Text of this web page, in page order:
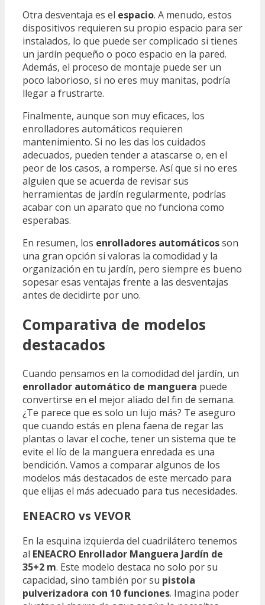
Otra desventaja es el espacio. A menudo, estos
dispositivos requieren su propio espacio para ser
instalados, lo que puede ser complicado si tienes
un jardín pequeño o poco espacio en la pared.
Además, el proceso de montaje puede ser un
poco laborioso, si no eres muy manitas, podría
llegar a frustrarte.
Finalmente, aunque son muy eficaces, los
enrolladores automáticos requieren
mantenimiento. Si no les das los cuidados
adecuados, pueden tender a atascarse o, en el
peor de los casos, a romperse. Así que si no eres
alguien que se acuerda de revisar sus
herramientas de jardín regularmente, podrías
acabar con un aparato que no funciona como
esperabas.
En resumen, los enrolladores automáticosson
una gran opción si valoras la comodidad y la
organización en tu jardín, pero siempre es bueno
sopesar esas ventajas frente a las desventajas
antes de decidirte por uno.
Comparativa de modelos
destacados
Cuando pensamos en la comodidad del jardín, un
enrollador automático de manguera puede
convertirse en el mejor aliado del fin de semana.
¿Te parece que es solo un lujo más? Te aseguro
que cuando estás en plena faena de regar las
plantas o lavar el coche, tener un sistema que te
evite el lío de la manguera enredada es una
bendición. Vamos a comparar algunos de los
modelos más destacados de este mercado para
que elijas el más adecuado para tus necesidades.
ENEACRO vs VEVOR
En la esquina izquierda del cuadrilátero tenemos
al ENEACRO Enrollador Manguera Jardín de
35+2 m. Este modelo destaca no solo por su
capacidad, sino también por su pistola
pulverizadora con 10 funciones. Imagina poder